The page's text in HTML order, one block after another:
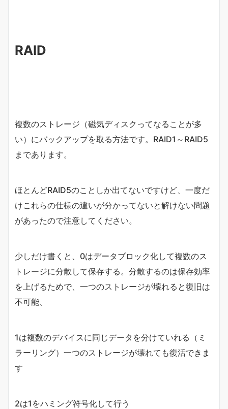
RAID
複数のストレージ（磁気ディスクってなることが多
い）にバックアップを取る方法です。RAID1～RAID5
まであります。
ほとんどRAID5のことしか出てないですけど、一度だ
けこれらの仕様の違いが分かってないと解けない問題
があったので注意してください。
少しだけ書くと、0はデータブロック化して複数のス
トレージに分散して保存する。分散するのは保存効率
を上げるためで、一つのストレージが壊れると復旧は
不可能、
1は複数のデバイスに同じデータを分けていれる（ミ
ラーリング）一つのストレージが壊れても復活できま
す
2は1をハミング符号化して行う